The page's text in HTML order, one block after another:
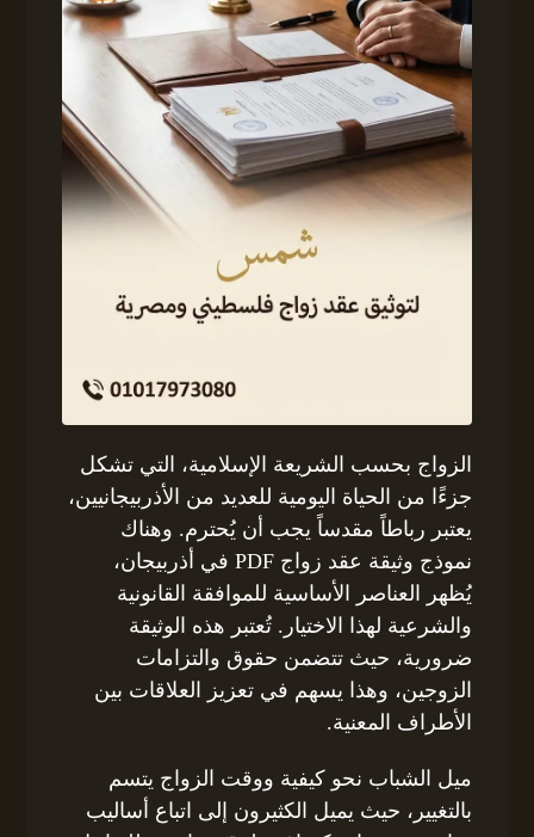
الزواج بحسب الشريعة الإسلامية، التي تشكل
جزءًا من الحياة اليومية للعديد من الأذربيجانيين،
يعتبر رباطاً مقدساً يجب أن يُحترم. وهناك
نموذج وثيقة عقد زواج PDF في أذربيجان،
يُظهر العناصر الأساسية للموافقة القانونية
والشرعية لهذا الاختيار. تُعتبر هذه الوثيقة
ضرورية، حيث تتضمن حقوق والتزامات
الزوجين، وهذا يسهم في تعزيز العلاقات بين
الأطراف المعنية.
ميل الشباب نحو كيفية ووقت الزواج يتسم
بالتغيير، حيث يميل الكثيرون إلى اتباع أساليب